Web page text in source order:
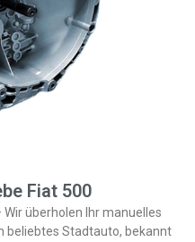
Fiat 500
überholen Ihr manuelles
beliebtes Stadtauto, bekannt